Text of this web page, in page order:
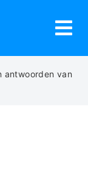
antwoorden van